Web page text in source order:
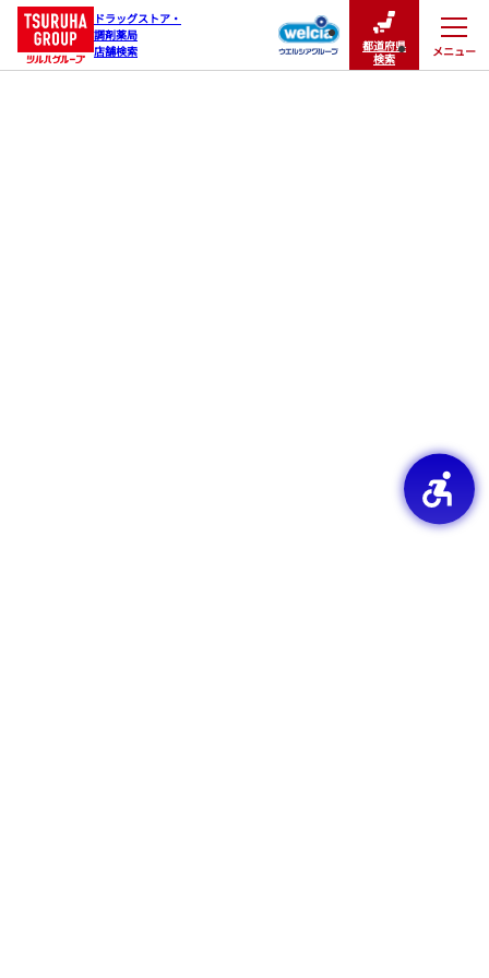
ドラッグストア・
調剤薬局
店舗検索
都道府県
検索
メニュー
閉じる